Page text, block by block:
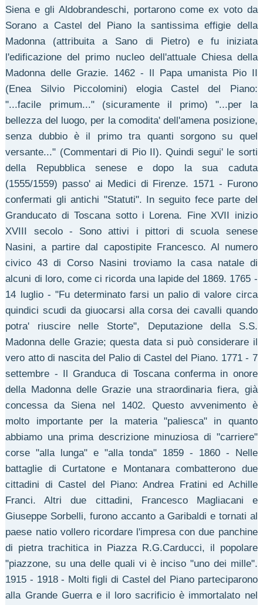
Siena e gli Aldobrandeschi, portarono come ex voto da
Sorano a Castel del Piano la santissima effigie della
Madonna (attribuita a Sano di Pietro) e fu iniziata
l'edificazione del primo nucleo dell'attuale Chiesa della
Madonna delle Grazie. 1462 - Il Papa umanista Pio II
(Enea Silvio Piccolomini) elogia Castel del Piano:
"...facile primum..." (sicuramente il primo) "...per la
bellezza del luogo, per la comodita' dell'amena posizione,
senza dubbio è il primo tra quanti sorgono su quel
versante..." (Commentari di Pio II). Quindi segui' le sorti
della Repubblica senese e dopo la sua caduta
(1555/1559) passo' ai Medici di Firenze. 1571 - Furono
confermati gli antichi "Statuti". In seguito fece parte del
Granducato di Toscana sotto i Lorena. Fine XVII inizio
XVIII secolo - Sono attivi i pittori di scuola senese
Nasini, a partire dal capostipite Francesco. Al numero
civico 43 di Corso Nasini troviamo la casa natale di
alcuni di loro, come ci ricorda una lapide del 1869. 1765 -
14 luglio - "Fu determinato farsi un palio di valore circa
quindici scudi da giuocarsi alla corsa dei cavalli quando
potra' riuscire nelle Storte", Deputazione della S.S.
Madonna delle Grazie; questa data si può considerare il
vero atto di nascita del Palio di Castel del Piano. 1771 - 7
settembre - Il Granduca di Toscana conferma in onore
della Madonna delle Grazie una straordinaria fiera, già
concessa da Siena nel 1402. Questo avvenimento è
molto importante per la materia "paliesca" in quanto
abbiamo una prima descrizione minuziosa di "carriere"
corse "alla lunga" e "alla tonda" 1859 - 1860 - Nelle
battaglie di Curtatone e Montanara combatterono due
cittadini di Castel del Piano: Andrea Fratini ed Achille
Franci. Altri due cittadini, Francesco Magliacani e
Giuseppe Sorbelli, furono accanto a Garibaldi e tornati al
paese natio vollero ricordare l'impresa con due panchine
di pietra trachitica in Piazza R.G.Carducci, il popolare
"piazzone, su una delle quali vi è inciso "uno dei mille".
1915 - 1918 - Molti figli di Castel del Piano parteciparono
alla Grande Guerra e il loro sacrificio è immortalato nel